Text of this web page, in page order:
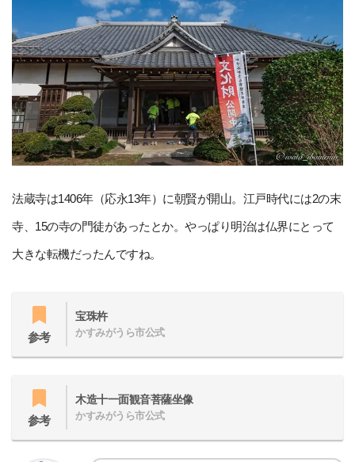
法蔵寺は1406年（応永13年）に朝賢が開山。江戸時代には2の末
寺、15の寺の門徒があったとか。やっぱり明治は仏界にとって
大きな転機だったんですね。
参考
宝珠杵
かすみがうら市公式
参考
木造十一面観音菩薩坐像
かすみがうら市公式